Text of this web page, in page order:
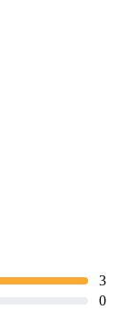
3
0